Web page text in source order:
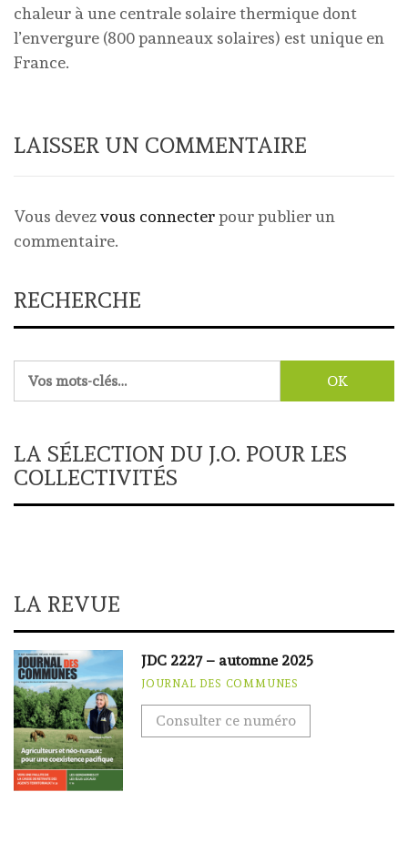
chaleur à une centrale solaire thermique dont
l’envergure (800 panneaux solaires) est unique en
France.
LAISSER UN COMMENTAIRE
Vous devezvous connecterpour publier un
commentaire.
RECHERCHE
LA SÉLECTION DU J.O. POUR LES
COLLECTIVITÉS
LA REVUE
JDC 2227 – automne 2025
JOURNAL DES COMMUNES
Consulter ce numéro